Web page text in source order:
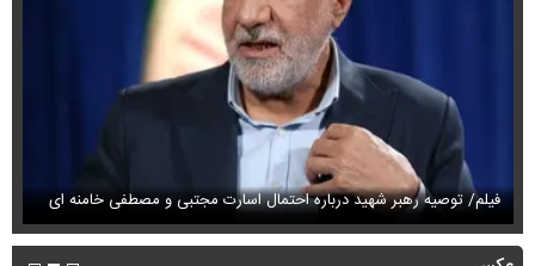
فیلم/ توصیه رهبر شهید درباره احتمال اسارت مجتبی و مصطفی خامنه ای